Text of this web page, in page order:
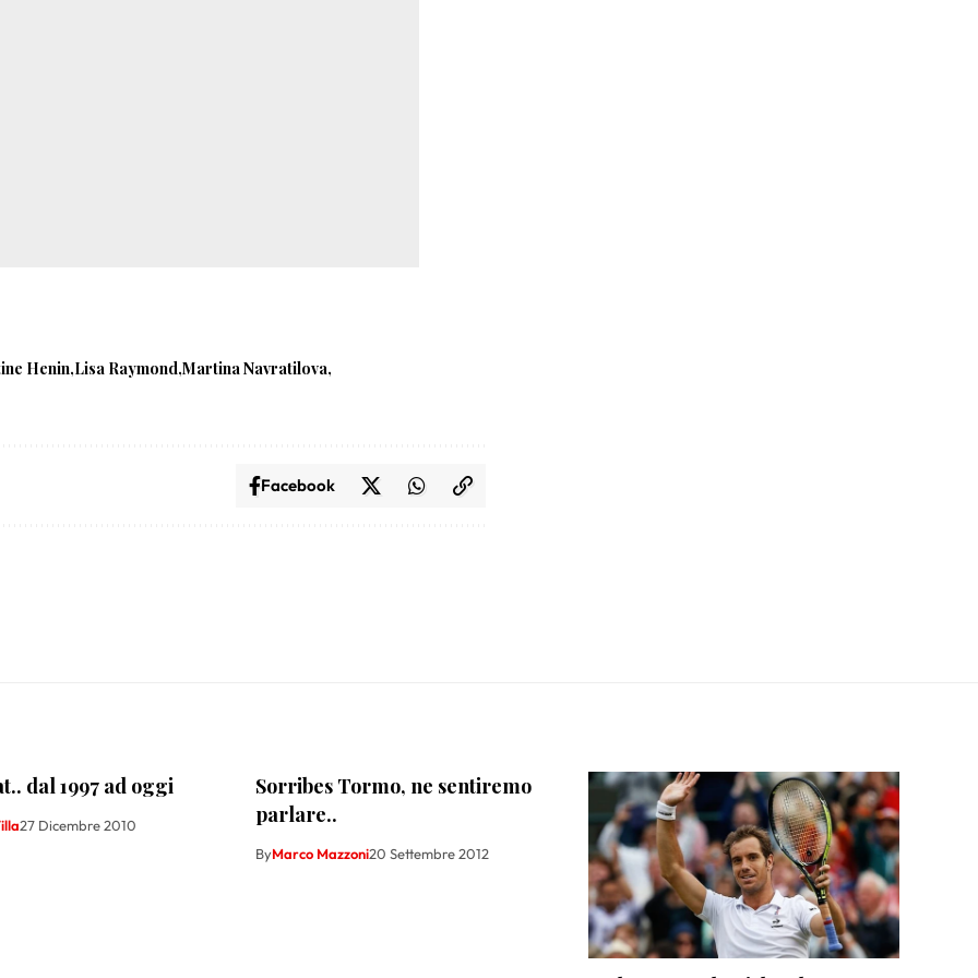
Henin Lisa Raymond Martina Navratilova
Facebook
dal 1997 ad oggi
27 Dicembre 2010
Sorribes Tormo, ne sentiremo
parlare..
ByMarco Mazzoni20 Settembre 2012